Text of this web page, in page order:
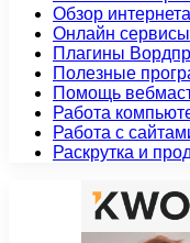
Обзор интернета
Онлайн сервисы
Плагины
Полезные
Помощь
Работа
Работа с
Раскрутка и